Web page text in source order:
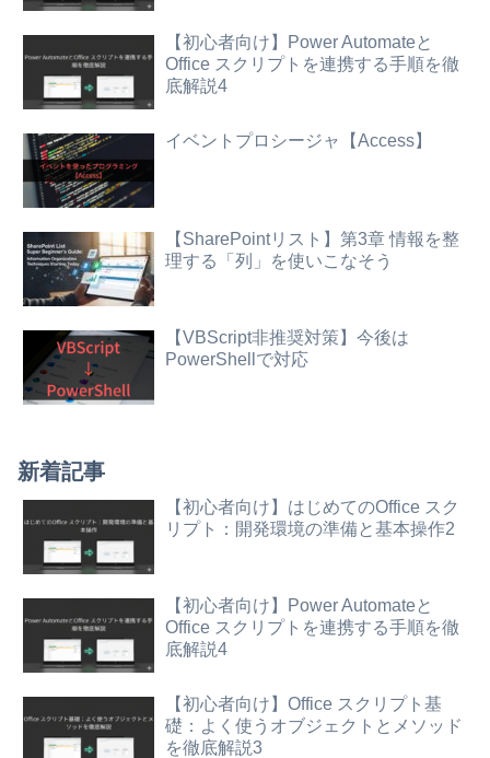
【初心者向け】Power Automateと
Office スクリプトを連携する手順を徹
底解説4
イベントプロシージャ【Access】
【SharePointリスト】第3章 情報を整
理する「列」を使いこなそう
【VBScript非推奨対策】今後は
PowerShellで対応
新着記事
【初心者向け】はじめてのOffice スク
リプト：開発環境の準備と基本操作2
【初心者向け】Power Automateと
Office スクリプトを連携する手順を徹
底解説4
【初心者向け】Office スクリプト基
礎：よく使うオブジェクトとメソッド
を徹底解説3